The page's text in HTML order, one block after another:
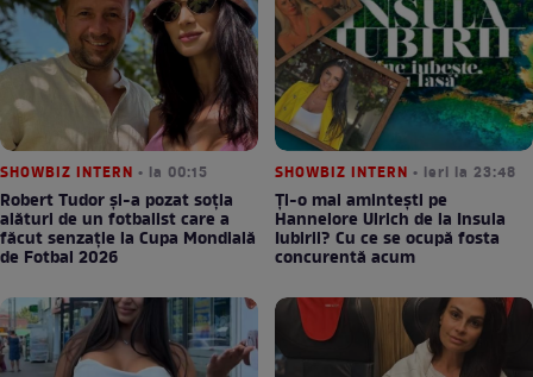
SHOWBIZ INTERN • la 00:15
Robert Tudor și-a pozat soția
alături de un fotbalist care a
făcut senzație la Cupa Mondială
de Fotbal 2026
SHOWBIZ INTERN • ieri la 23:48
Ți-o mai amintești pe
Hannelore Ulrich de la Insula
Iubirii? Cu ce se ocupă fosta
concurentă acum